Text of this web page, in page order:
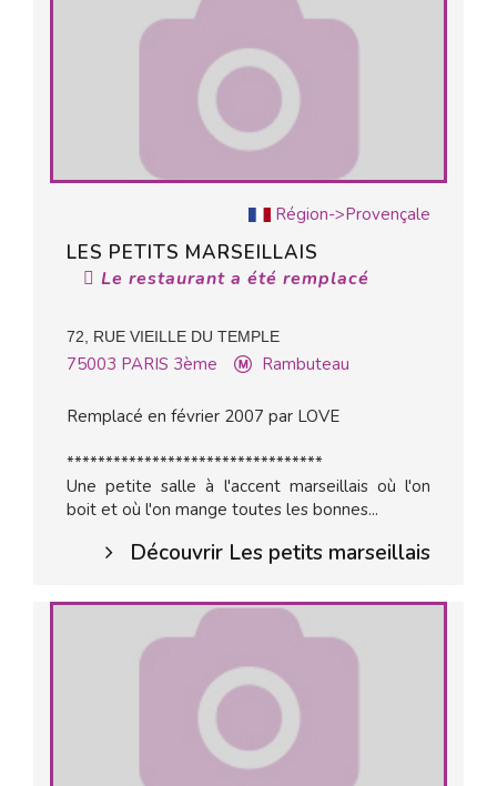
Région->Provençale
LES PETITS MARSEILLAIS
Le restaurant a été remplacé
72, RUE VIEILLE DU TEMPLE
75003 PARIS 3ème Rambuteau
Remplacé en février 2007 par LOVE
*********************************
Une petite salle à l'accent marseillais où l'on
boit et où l'on mange toutes les bonnes...
Découvrir Les petits marseillais